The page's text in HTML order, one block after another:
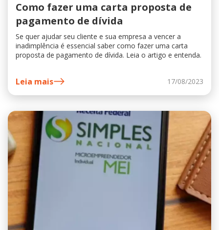
Como fazer uma carta proposta de
pagamento de dívida
Se quer ajudar seu cliente e sua empresa a vencer a
inadimplência é essencial saber como fazer uma carta
proposta de pagamento de dívida. Leia o artigo e entenda.
Leia mais 17/08/2023